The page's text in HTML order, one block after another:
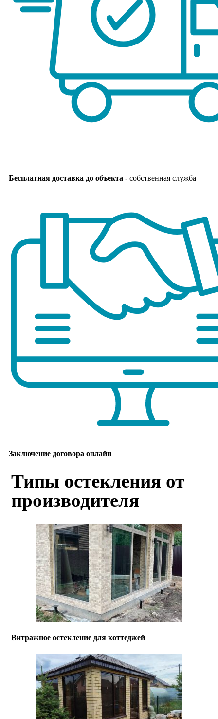
Бесплатная доставка до объекта - собственная служба
Заключение договора онлайн
Типы остекления от
производителя
Витражное остекление для коттеджей